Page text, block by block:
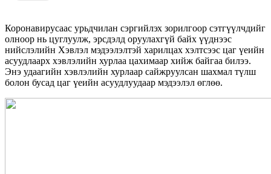
Коронавирусаас урьдчилан сэргийлэх зорилгоор сэтгүүлчдийг
олноор нь цуглуулж, эрсдэлд оруулахгүй байх үүднээс
нийслэлийн Хэвлэл мэдээлэлтэй харилцах хэлтсээс цаг үеийн
асуудлаарх хэвлэлийн хурлаа цахимаар хийж байгаа билээ.
Энэ удаагийн хэвлэлийн хурлаар сайжруулсан шахмал түлш
болон бусад цаг үеийн асуудлуудаар мэдээлэл өглөө.